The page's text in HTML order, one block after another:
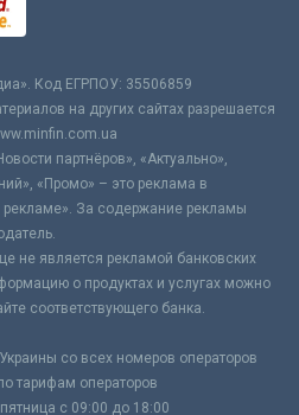
Код ЕГРПОУ: 35506859
на других сайтах разрешается
партнёров», «Актуально»,
«Промо» – это реклама в
За содержание рекламы
не является рекламой банковских
о продуктах и услугах можно
соответствующего банка.
со всех номеров операторов
тарифам операторов
с 09:00 до 18:00